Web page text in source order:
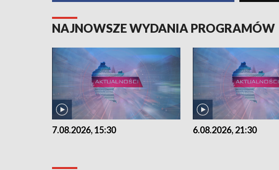
NAJNOWSZE WYDANIA PROGRAMÓW
7.08.2026, 15:30 6.08.2026, 21:30